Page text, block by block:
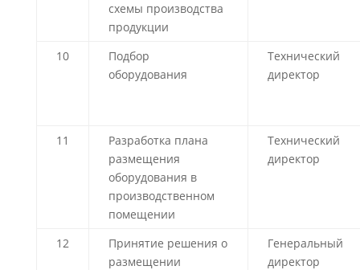
схемы производства
продукции
10
Подбор
оборудования
Технический
директор
11
Разработка плана
размещения
оборудования в
производственном
помещении
Технический
директор
12
Принятие решения о
размещении
Генеральный
директор